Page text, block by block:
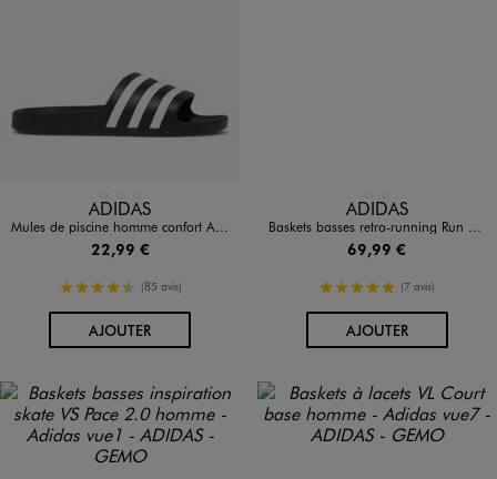
Disponible en 3 coloris
ADIDAS
Mules de piscine homme confort Adilette Aqua - Adidas
22,99 €
4.5/5 de moyenne
(85 avis)
AJOUTERAU PANIER
Disponible en 2 coloris
ADIDAS
Baskets basses retro-running Run 70s 2.0 homme - Adidas
69,99 €
5/5 de moyenne
(7 avis)
AJOUTERAU PANIER